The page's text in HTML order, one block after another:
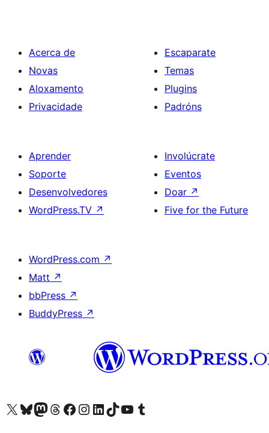
Acerca de
Novas
Aloxamento
Privacidade
Escaparate
Temas
Plugins
Padróns
Aprender
Soporte
Desenvolvedores
WordPress.TV ↗
Involúcrate
Eventos
Doar ↗
Five for the Future
WordPress.com ↗
Matt ↗
bbPress ↗
BuddyPress ↗
Visita la cuenta de X (anteriormente Twitter)
Visita a nosa conta de Bluesky
Visita a nosa conta de Mastodon
Visita a nosa conta de Threads
Visita a nosa páxina de Facebook
Visita a nosa conta de Instagram
Visita a nosa conta de LinkedIn
Visita a nosa conta de TikTok
Visita a nosa canle de YouTube
Visita a nosa conta de Tumblr